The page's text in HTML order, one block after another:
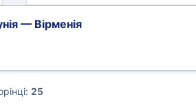
— Вірменія
25